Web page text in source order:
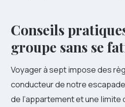
Conseils
groupe sans se
Voyager à sept impose des
conducteur de notre
de l’appartement et une limite